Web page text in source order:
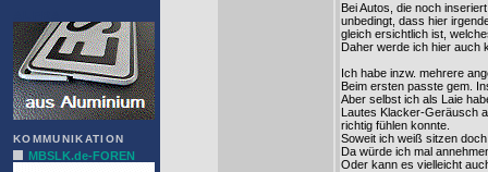
KOMMUNIKATION
MBSLK.de-FOREN
Bei Autos, die noch
unbedingt, dass hier
gleich ersichtlich ist,
Daher werde ich hier auch
Ich habe inzw. mehrere
Beim ersten passte gem.
Aber selbst ich als Laie
Lautes Klacker-Geräusch
richtig fühlen konnte.
Soweit ich weiß sitzen
Da würde ich mal
Oder kann es vielleicht